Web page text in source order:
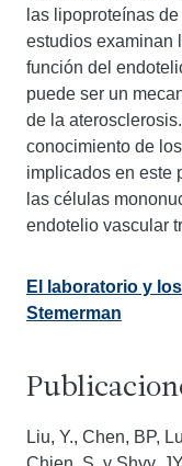
las lipoproteínas
estudios examinan
función del
puede ser un
de la
conocimiento de
implicados en este
las células
endotelio vascular
El laboratorio y
Stemerman
Liu, Y., Chen, BP,